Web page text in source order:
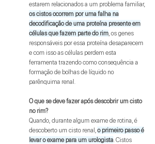
estarem relacionados a um problema familiar,
os cistos ocorrem por uma falha na
decodificação de uma proteína presente em
células que fazem parte do rim, os genes
responsáveis por essa proteína desaparecem
e com isso as células perdem esta
ferramenta trazendo como consequência a
formação de bolhas de líquido no
parênquima renal.
O que se deve fazer após descobrir um cisto
no rim?
Quando, durante algum exame de rotina, é
descoberto um cisto renal, o primeiro passo é
levar o exame para um urologista. Cistos